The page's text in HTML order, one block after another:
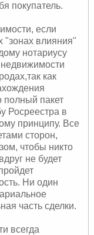
покупатель.
если
"зонах влияния"
нотариусу
недвижимости
как
полный пакет
Росреестра в
принципу. Все
сторон,
чтобы никто
не будет
Ни один
часть сделки.
всегда